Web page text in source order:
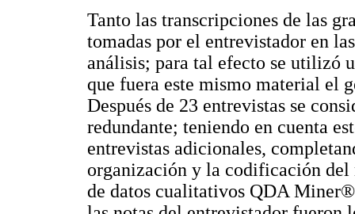
Tanto las transcripciones de las
tomadas por el entrevistador en
análisis; para tal efecto se utilizó
que fuera este mismo material el
Después de 23 entrevistas se
redundante; teniendo en cuenta
entrevistas adicionales,
organización y la codificación
de datos cualitativos QDA